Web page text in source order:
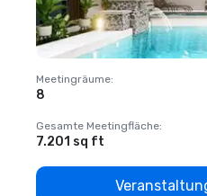
Meetingräume:
8
Gesamte Meetingfläche:
7.201 sq ft